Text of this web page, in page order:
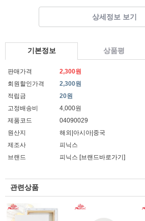
상세정보 보기
기본정보 상품평
판매가격
2,300원
회원할인가격
2,300원
적립금
20원
고정배송비
4,000원
제품코드
04090029
원산지
해외|아시아|중국
제조사
피닉스
브랜드
피닉스 [브랜드바로가기]
관련상품